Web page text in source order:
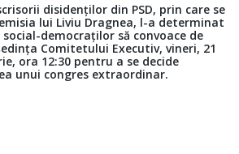
disidenților din PSD, prin care se
lui Liviu Dragnea, l-a determinat
democraților să convoace de
Comitetului Executiv, vineri, 21
ora 12:30 pentru a se decide
unui congres extraordinar.